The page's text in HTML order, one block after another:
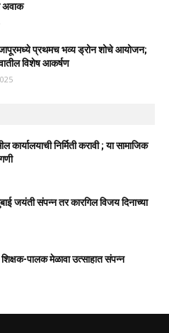
अवाक
प्रथमच भव्य ड्रोन शोचे आयोजन;
विशेष आकर्षण
कार्यालयाची निर्मिती करावी ; या सामाजिक
जयंती संपन्न तर कारगिल विजय दिनाच्या
शिक्षक-पालक मेळावा उत्साहात संपन्न